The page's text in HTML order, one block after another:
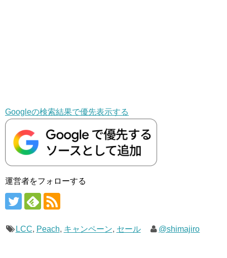
Googleの検索結果で優先表示する
運営者をフォローする
LCC, Peach, キャンペーン, セール @shimajiro